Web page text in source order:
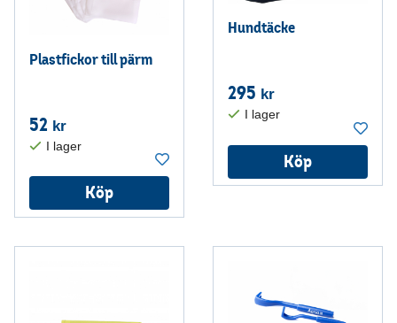
Plastfickor till pärm
52 kr
Köp
Hundtäcke
295 kr
Köp